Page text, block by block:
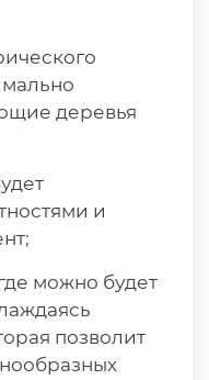
деревья
и
можно будет
позволит